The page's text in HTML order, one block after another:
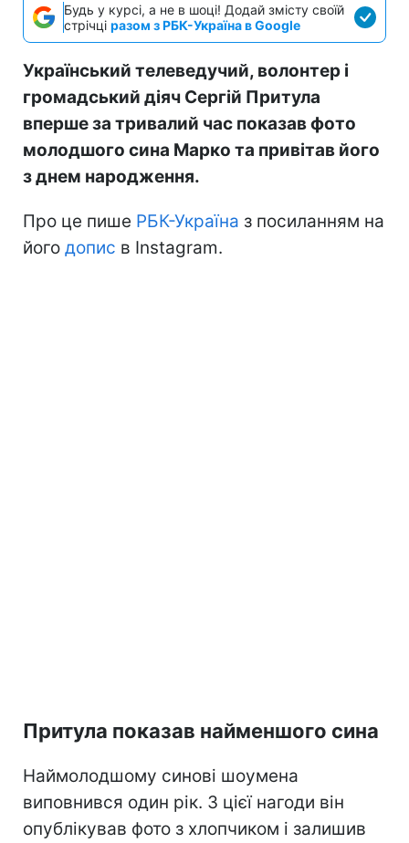
Будь у курсі, а не в шоці! Додай змісту своїй
стрічці разом з РБК-Україна в Google
Український телеведучий, волонтер і
громадський діяч Сергій Притула
вперше за тривалий час показав фото
молодшого сина Марко та привітав його
з днем народження.
Про це пише РБК-Україна з посиланням на
його допис в Instagram.
Притула показав найменшого сина
Наймолодшому синові шоумена
виповнився один рік. З цієї нагоди він
опублікував фото з хлопчиком і залишив